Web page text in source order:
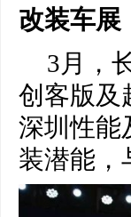
改装车展
3月，
创客版及
深圳性能
装潜能，